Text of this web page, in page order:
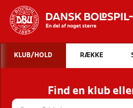
STILLINGER,
HOLD
KLUB/HOLD RÆKKE
Find en klub